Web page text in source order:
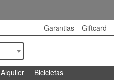
Garantias Giftcard
Alquiler Bicicletas